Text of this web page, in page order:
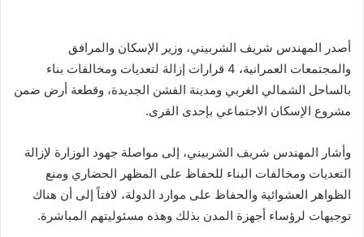
أصدر المهندس شريف الشربيني، وزير الإسكان والمرافق
والمجتمعات العمرانية، 4 قرارات إزالة لتعديات ومخالفات بناء
بالساحل الشمالي الغربي ومدينة الفشن الجديدة، وقطعة أرض ضمن
مشروع الإسكان الاجتماعي بإحدى القرى.
وأشار المهندس شريف الشربيني، إلى مواصلة جهود الوزارة لإزالة
التعديات ومخالفات البناء للحفاظ على المظهر الحضاري ومنع
الظواهر العشوائية والحفاظ على موارد الدولة، لافتاً إلى أن هناك
توجيهات لرؤساء أجهزة المدن بذلك وهذه مسئوليتهم المباشرة.